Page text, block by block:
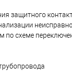
защитного
по схеме